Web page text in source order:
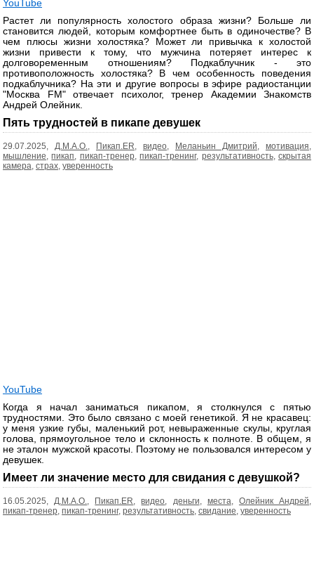
YouTube
Растет ли популярность холостого образа жизни? Больше ли
становится людей, которым комфортнее быть в одиночестве? В
чем плюсы жизни холостяка? Может ли привычка к холостой
жизни привести к тому, что мужчина потеряет интерес к
долговоременным отношениям? Подкаблучник - это
противоположность холостяка? В чем особенность поведения
подкаблучника? На эти и другие вопросы в эфире радиостанции
"Москва FM" отвечает психолог, тренер Академии Знакомств
Андрей Олейник.
Пять трудностей в пикапе девушек
29.07.2025, Д.М.А.О. Пикап.ER видео Меланьин Дмитрий мотивация
мышление ,пикап пикап-тренер,пикап-тренинг, результативность,скрытая
камера страх уверенность
YouTube
Когда я начал заниматься пикапом, я столкнулся с пятью
трудностями. Это было связано с моей генетикой. Я не красавец:
у меня узкие губы, маленький рот, невыраженные скулы, круглая
голова, прямоугольное тело и склонность к полноте. В общем, я
не эталон мужской красоты. Поэтому не пользовался интересом у
девушек.
Имеет ли значение место для свидания с девушкой?
16.05.2025, Д.М.А.О. Пикап.ER ,видео деньги места Олейник Андрей
пикап-тренер пикап-тренинг, результативность свидание уверенность